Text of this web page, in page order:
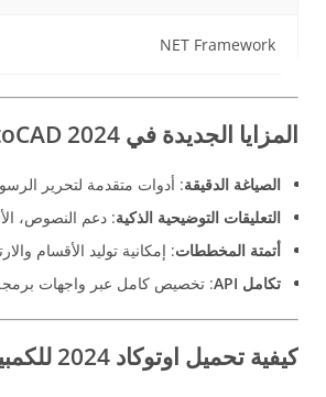
NET Framework
المزايا الجديدة في AutoCAD 2024
الصياغة الدقيقة: أدوات متقدمة لتحرير
التعليقات التوضيحية الذكية: دعم النصوص،
أتمتة المخططات: إمكانية توليد الأقسام
تكامل API
: تخصيص كامل عبر واجهات
كيفية تحميل اوتوكاد 2024 للكمبيوتر (قانونيًا)